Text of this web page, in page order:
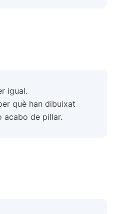
igual.
què han dibuixat
acabo de pillar.